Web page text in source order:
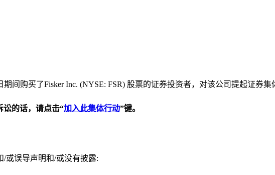
间购买了Fisker Inc. (NYSE: FSR) 股票的证券投资者，对该公司提起证券
讼的话，请点击“加入此集体行动”键。
或误导声明和/或没有披露: